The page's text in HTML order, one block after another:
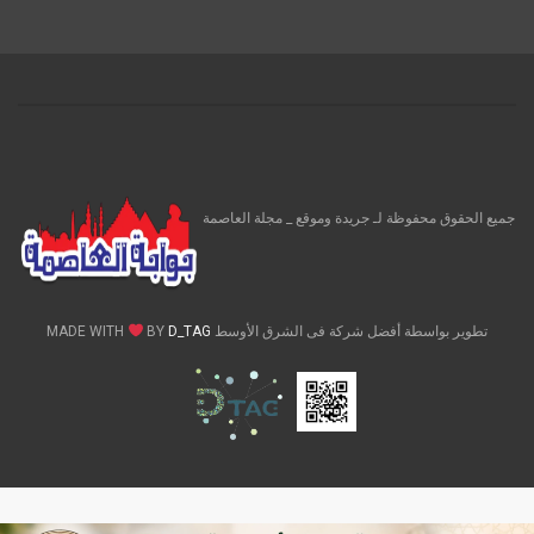
جميع الحقوق محفوظة لـ جريدة وموقع _ مجلة العاصمة
تطوير بواسطة أفضل شركة فى الشرق الأوسط MADE WITH BY D_TAG